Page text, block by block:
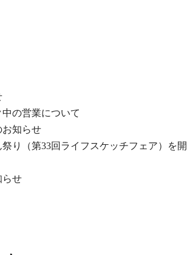
の営業について
お知らせ
り（第33回ライフスケッチフェア）を開
らせ